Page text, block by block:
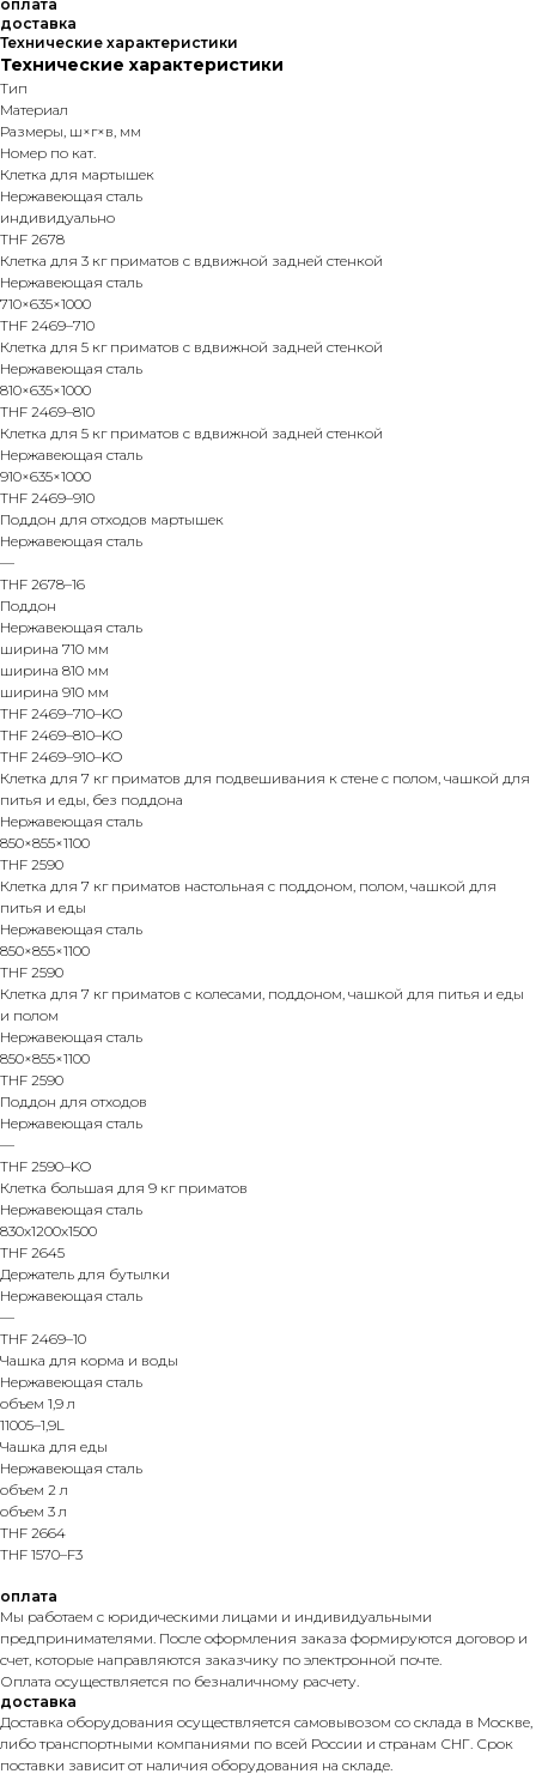
оплата
доставка
Технические характеристики
Технические характеристики
Тип
Материал
Размеры, ш×г×в, мм
Номер по кат.
Клетка для мартышек
Нержавеющая сталь
индивидуально
THF 2678
Клетка для 3 кг приматов с вдвижной задней стенкой
Нержавеющая сталь
710×635×1000
THF 2469–710
Клетка для 5 кг приматов с вдвижной задней стенкой
Нержавеющая сталь
810×635×1000
THF 2469–810
Клетка для 5 кг приматов с вдвижной задней стенкой
Нержавеющая сталь
910×635×1000
THF 2469–910
Поддон для отходов мартышек
Нержавеющая сталь
—
THF 2678–16
Поддон
Нержавеющая сталь
ширина 710 мм
ширина 810 мм
ширина 910 мм
THF 2469–710–KO
THF 2469–810–KO
THF 2469–910–KO
Клетка для 7 кг приматов для подвешивания к стене c полом, чашкой для
питья и еды, без поддона
Нержавеющая сталь
850×855×1100
THF 2590
Клетка для 7 кг приматов настольная с поддоном, полом, чашкой для
питья и еды
Нержавеющая сталь
850×855×1100
THF 2590
Клетка для 7 кг приматов с колесами, поддоном, чашкой для питья и еды
и полом
Нержавеющая сталь
850×855×1100
THF 2590
Поддон для отходов
Нержавеющая сталь
—
THF 2590–KO
Клетка большая для 9 кг приматов
Нержавеющая сталь
830х1200х1500
THF 2645
Держатель для бутылки
Нержавеющая сталь
—
THF 2469–10
Чашка для корма и воды
Нержавеющая сталь
объем 1,9 л
11005–1,9L
Чашка для еды
Нержавеющая сталь
объем 2 л
объем 3 л
THF 2664
THF 1570–F3
оплата
Мы работаем с юридическими лицами и индивидуальными
предпринимателями. После оформления заказа формируются договор и
счет, которые направляются заказчику по электронной почте.
Оплата осуществляется по безналичному расчету.
доставка
Доставка оборудования осуществляется самовывозом со склада в Москве,
либо транспортными компаниями по всей России и странам СНГ. Срок
поставки зависит от наличия оборудования на складе.